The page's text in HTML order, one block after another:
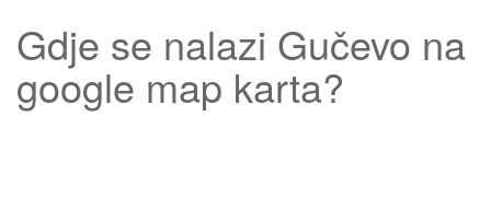
Gdje se nalazi Gučevo na
google map karta?